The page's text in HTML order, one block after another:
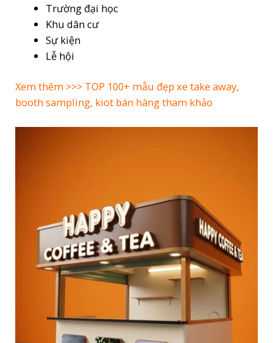
Trường đại học
Khu dân cư
Sự kiện
Lễ hội
Xem thêm >>> TOP 100+ mẫu đẹp xe take away,
booth sampling, kiot bán hàng tham khảo